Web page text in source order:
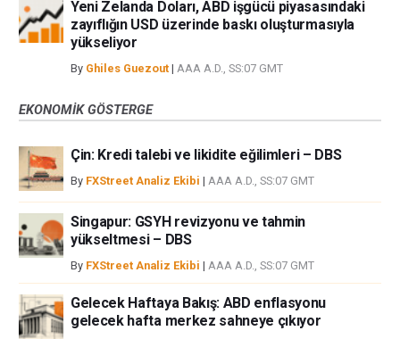
Yeni Zelanda Doları, ABD işgücü piyasasındaki
zayıflığın USD üzerinde baskı oluşturmasıyla
yükseliyor
By Ghiles Guezout | AAA A.D., SS:07 GMT
EKONOMIK GÖSTERGE
Çin: Kredi talebi ve likidite eğilimleri – DBS
By FXStreet Analiz Ekibi | AAA A.D., SS:07 GMT
Singapur: GSYH revizyonu ve tahmin
yükseltmesi – DBS
By FXStreet Analiz Ekibi | AAA A.D., SS:07 GMT
Gelecek Haftaya Bakış: ABD enflasyonu
gelecek hafta merkez sahneye çıkıyor